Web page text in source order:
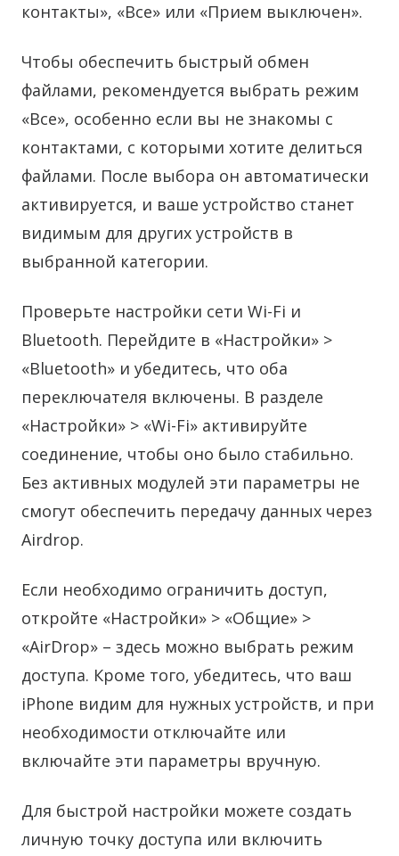
контакты», «Все» или «Прием выключен».
Чтобы обеспечить быстрый обмен
файлами, рекомендуется выбрать режим
«Все», особенно если вы не знакомы с
контактами, с которыми хотите делиться
файлами. После выбора он автоматически
активируется, и ваше устройство станет
видимым для других устройств в
выбранной категории.
Проверьте настройки сети Wi-Fi и
Bluetooth. Перейдите в «Настройки» >
«Bluetooth» и убедитесь, что оба
переключателя включены. В разделе
«Настройки» > «Wi-Fi» активируйте
соединение, чтобы оно было стабильно.
Без активных модулей эти параметры не
смогут обеспечить передачу данных через
Airdrop.
Если необходимо ограничить доступ,
откройте «Настройки» > «Общие» >
«AirDrop» – здесь можно выбрать режим
доступа. Кроме того, убедитесь, что ваш
iPhone видим для нужных устройств, и при
необходимости отключайте или
включайте эти параметры вручную.
Для быстрой настройки можете создать
личную точку доступа или включить